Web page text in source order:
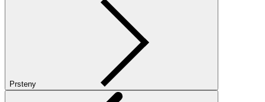
Prsteny